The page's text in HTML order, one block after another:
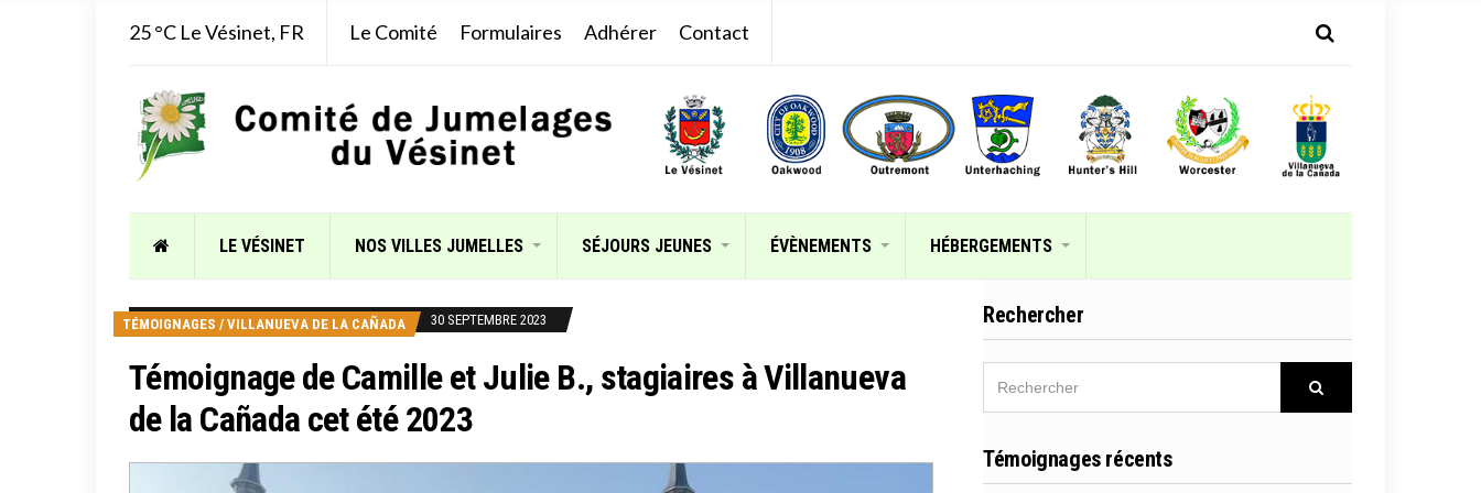
25 °C Le Vésinet, FR Le Comité Formulaires Adhérer Contact
LE VÉSINET NOS VILLES JUMELLES SÉJOURS JEUNES ÉVÈNEMENTS HÉBERGEMENTS
TÉMOIGNAGES / VILLANUEVA DE LA CAÑADA 30 SEPTEMBRE 2023
Témoignage de Camille et Julie B., stagiaires à Villanueva
de la Cañada cet été 2023
Rechercher
Témoignages récents